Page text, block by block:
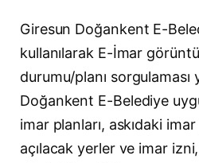
Giresun Doğankent E-
kullanılarak E-İmar
durumu/planı sorgulaması
Doğankent E-Belediye
imar planları, askıdaki
açılacak yerler ve imar